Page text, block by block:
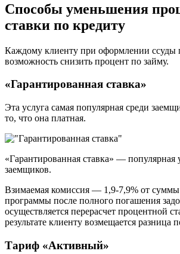
Способы уменьшения
ставки по кредиту
Каждому клиенту при оформлении ссуды
возможность снизить процент по займу.
«Гарантированная ставка»
Эта услуга самая популярная среди
то, что она платная.
«Гарантированная ставка» — популярная
заемщиков.
Взимаемая комиссия — 1,9-7,9% от
программы после полного погашения
осуществляется перерасчет процентной
результате клиенту возмещается разница
Тариф «Активный»